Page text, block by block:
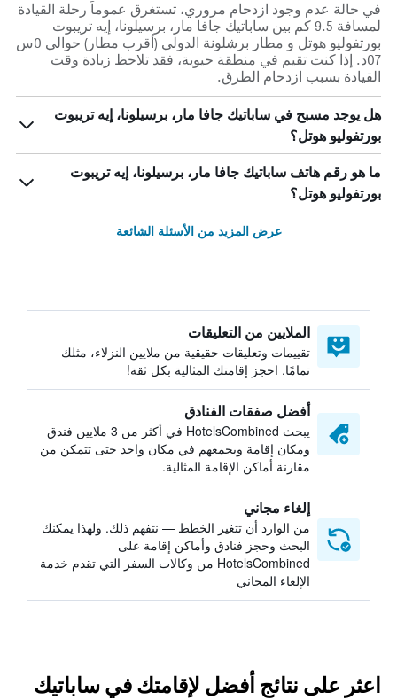
في حالة عدم وجود ازدحام مروري، تستغرق عموماً رحلة القيادة
لمسافة 9.5 كم بين ساباتيك جافا مار، برسيلونا، إيه تريبوت
بورتفوليو هوتل و مطار برشلونة الدولي (أقرب مطار) حوالي 0س
07د. إذا كنت تقيم في منطقة حيوية، فقد تلاحظ زيادة وقت
القيادة بسبب ازدحام الطرق.
هل يوجد مسبح في ساباتيك جافا مار، برسيلونا، إيه تريبوت
بورتفوليو هوتل؟
ما هو رقم هاتف ساباتيك جافا مار، برسيلونا، إيه تريبوت
بورتفوليو هوتل؟
عرض المزيد من الأسئلة الشائعة
الملايين من التعليقات
تقييمات وتعليقات حقيقية من ملايين النزلاء، مثلك
تمامًا. احجز إقامتك المثالية بكل ثقة!
أفضل صفقات الفنادق
يبحث HotelsCombined في أكثر من 3 ملايين فندق
ومكان إقامة ويجمعهم في مكان واحد حتى تتمكن من
مقارنة أماكن الإقامة المثالية.
إلغاء مجاني
من الوارد أن تتغير الخطط — نتفهم ذلك. ولهذا يمكنك
البحث وحجز فنادق وأماكن إقامة على
HotelsCombined من وكالات السفر التي تقدم خدمة
الإلغاء المجاني
اعثر على نتائج أفضل لإقامتك في ساباتيك